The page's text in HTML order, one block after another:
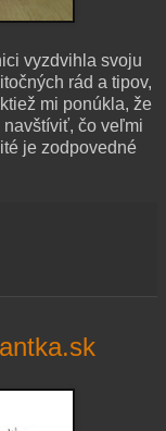
vyzdvihla svoju
rád a tipov,
mi ponúkla, že
čo veľmi
je zodpovedné